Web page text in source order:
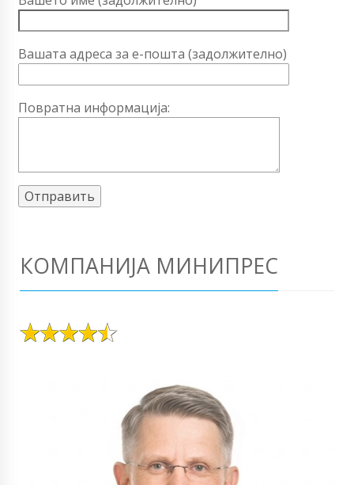
Вашата адреса за е-пошта (задолжително)
Повратна информација:
КОМПАНИЈА МИНИПРЕС